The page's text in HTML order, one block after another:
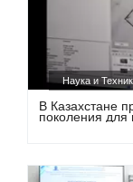
Наука и
В Казахстане
поколения для